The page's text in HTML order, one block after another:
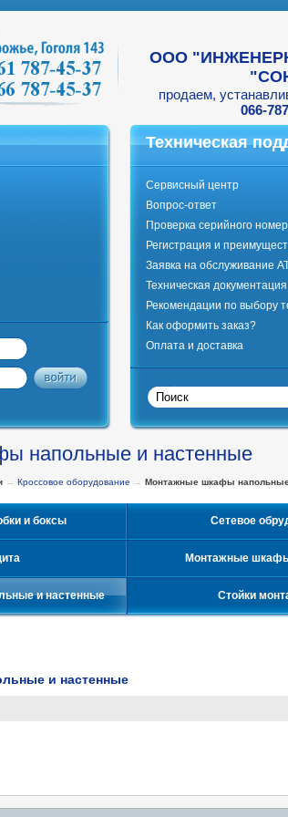
ООО
продаем,
066-
Техническая
Сервисный центр
Вопрос-ответ
Проверка серийного
Регистрация и
Заявка на обслуживание
Техническая документация
Рекомендации по выбору
Как оформить заказ?
Оплата и доставка
напольные и настенные
→ Кроссовое оборудование → Монтажные шкафы
и боксы Сетевое
Монтажные
и настенные Стойки
и настенные